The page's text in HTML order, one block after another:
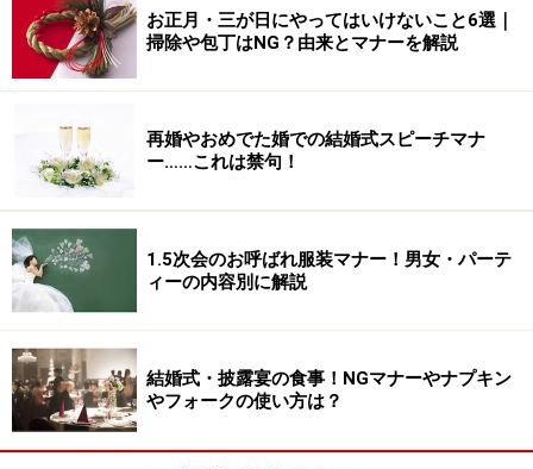
元気すぎる子どもを注意したい……
Q：
披露宴会場での出来事。小さい子どもが駆けずり回って
いたので、小声で注意しました。
A：
会場係の人に注意してもらいましょう。
直接注意すると、きっと角が立つと思います。和やかな
雰囲気の時に場がしらけてまうということになりかねま
せんよね。
お正月・三が日にやってはいけないこと6選｜
掃除や包丁はNG？由来とマナーを解説
再婚やおめでた婚での結婚式スピーチマナ
ー……これは禁句！
1.5次会のお呼ばれ服装マナー！男女・パーテ
ィーの内容別に解説
結婚式・披露宴の食事！NGマナーやナプキン
やフォークの使い方は？